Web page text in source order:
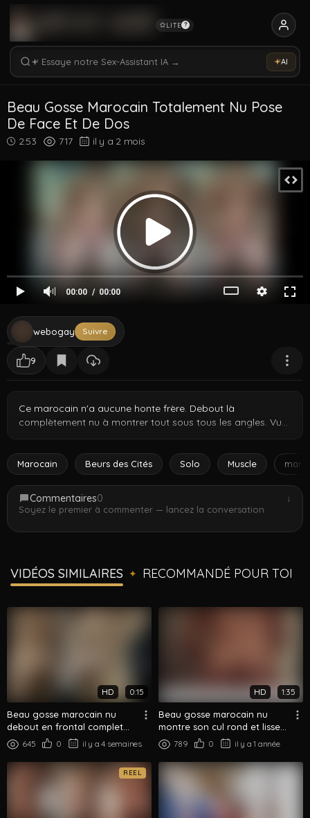
LITE ?
Rechercher vidéos, modèles, tags...
Essaye notre Sex-Assistant IA →
AI
Beau Gosse Marocain Totalement Nu Pose
De Face Et De Dos
2:53 717 il y a 2 mois
00:00 00:00
webogay Suivre
9
Ce marocain n'a aucune honte frère. Debout là
complètement nu à montrer tout sous tous les angles. Vue
boss. Du vrai contenu arabe brut direct du Maroc habibi.
Marocain Beurs des Cités Solo Muscle
Commentaires0
Soyez le premier à commenter — lancez la conversation
↓
VIDÉOS SIMILAIRES ✦ RECOMMANDÉ POUR TOI
HD 0:15
Beau gosse marocain nu
debout en frontal complet
montre sa grosse bite
pendante
645 0 il y a 4 semaines
HD 1:35
Beau gosse marocain nu
montre son cul rond et lisse
de dos
789 0 il y a 1 année
REEL